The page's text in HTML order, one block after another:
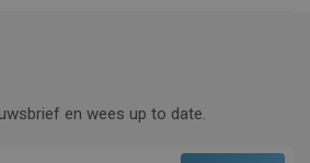
en wees up to date.